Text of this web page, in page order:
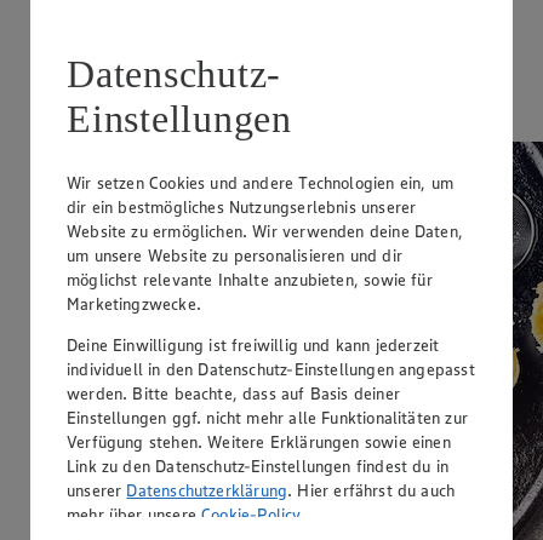
Ernährungsweise
Vegetarisch
Datenschutz-
Einstellungen
Wir setzen Cookies und andere Technologien ein, um
dir ein bestmögliches Nutzungserlebnis unserer
Website zu ermöglichen. Wir verwenden deine Daten,
um unsere Website zu personalisieren und dir
möglichst relevante Inhalte anzubieten, sowie für
Marketingzwecke.
Deine Einwilligung ist freiwillig und kann jederzeit
individuell in den Datenschutz-Einstellungen angepasst
werden. Bitte beachte, dass auf Basis deiner
Einstellungen ggf. nicht mehr alle Funktionalitäten zur
Verfügung stehen. Weitere Erklärungen sowie einen
Link zu den Datenschutz-Einstellungen findest du in
unserer Datenschutzerklärung. Hier erfährst du auch
mehr über unsereCookie-Policy.